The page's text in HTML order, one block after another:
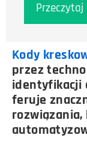
Kody
przez
identyfikacji
feruje